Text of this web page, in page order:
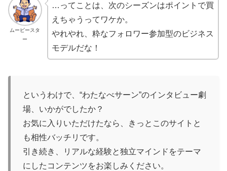
ムービースタ
ー
…ってことは、次のシーズンはポイントで買
えちゃうってワケか。
やれやれ、粋なフォロワー参加型のビジネス
モデルだな！
というわけで、“わたなべサーン”のインタビュー劇
場、いかがでしたか？
お気に入りいただけたなら、きっとこのサイトと
も相性バッチリです。
引き続き、リアルな経験と独立マインドをテーマ
にしたコンテンツをお楽しみください。